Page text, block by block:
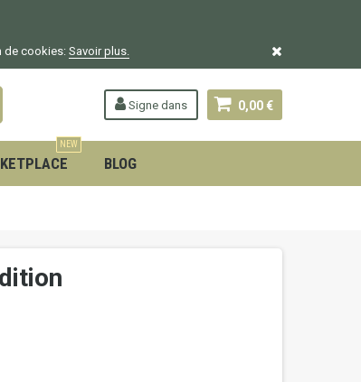
de cookies: Savoir plus.
0,00 €
Signe dans
NEW
BLOG